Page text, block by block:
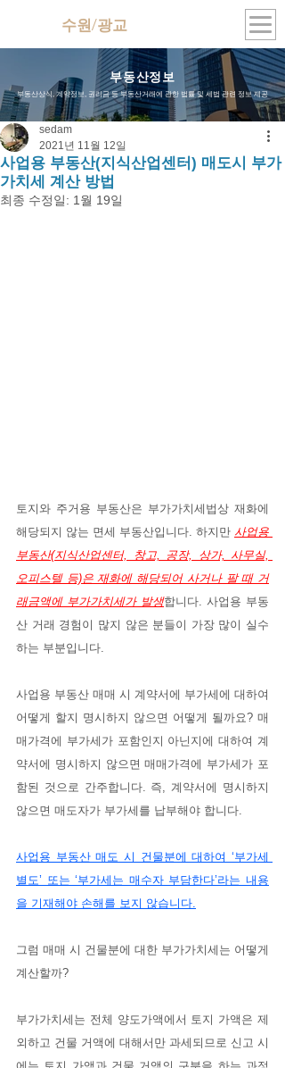
수원/광교
부동산정보
부동산상식, 계약정보, 권리금 등 부동산거래에 관한 법률 및 세법 관련 정보 제공
사업용 부동산(지식산업센터) 매도시 부가
가치세 계산 방법
sedam
2021년 11월 12일
최종 수정일: 1월 19일
토지와 주거용 부동산은 부가가치세법상 재화에
해당되지 않는 면세 부동산입니다. 하지만 사업용
부동산(지식산업센터, 창고, 공장, 상가, 사무실,
오피스텔 등)은 재화에 해당되어 사거나 팔 때 거
래금액에 부가가치세가 발생합니다. 사업용 부동
산 거래 경험이 많지 않은 분들이 가장 많이 실수
하는 부분입니다.
사업용 부동산 매매 시 계약서에 부가세에 대하여
어떻게 할지 명시하지 않으면 어떻게 될까요? 매
매가격에 부가세가 포함인지 아닌지에 대하여 계
약서에 명시하지 않으면 매매가격에 부가세가 포
함된 것으로 간주합니다. 즉, 계약서에 명시하지
않으면 매도자가 부가세를 납부해야 합니다.
사업용 부동산 매도 시 건물분에 대하여 ‘부가세
별도’ 또는 ‘부가세는 매수자 부담한다’라는 내용
을 기재해야 손해를 보지 않습니다.
그럼 매매 시 건물분에 대한 부가가치세는 어떻게
계산할까?
부가가치세는 전체 양도가액에서 토지 가액은 제
외하고 건물 거액에 대해서만 과세되므로 신고 시